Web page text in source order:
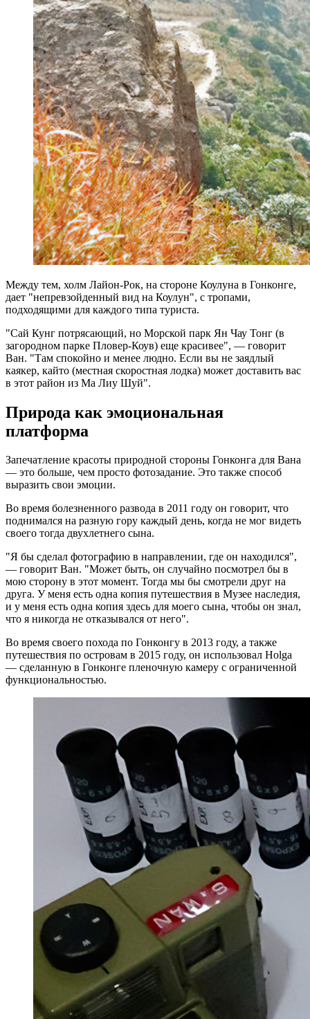
Между тем, холм Лайон-Рок, на стороне Коулуна в Гонконге,
дает "непревзойденный вид на Коулун", с тропами,
подходящими для каждого типа туриста.
"Сай Кунг потрясающий, но Морской парк Ян Чау Тонг (в
загородном парке Пловер-Коув) еще красивее", — говорит
Ван. "Там спокойно и менее людно. Если вы не заядлый
каякер, кайто (местная скоростная лодка) может доставить вас
в этот район из Ма Лиу Шуй".
Природа как эмоциональная
платформа
Запечатление красоты природной стороны Гонконга для Вана
— это больше, чем просто фотозадание. Это также способ
выразить свои эмоции.
Во время болезненного развода в 2011 году он говорит, что
поднимался на разную гору каждый день, когда не мог видеть
своего тогда двухлетнего сына.
"Я бы сделал фотографию в направлении, где он находился",
— говорит Ван. "Может быть, он случайно посмотрел бы в
мою сторону в этот момент. Тогда мы бы смотрели друг на
друга. У меня есть одна копия путешествия в Музее наследия,
и у меня есть одна копия здесь для моего сына, чтобы он знал,
что я никогда не отказывался от него".
Во время своего похода по Гонконгу в 2013 году, а также
путешествия по островам в 2015 году, он использовал Holga
— сделанную в Гонконге пленочную камеру с ограниченной
функциональностью.